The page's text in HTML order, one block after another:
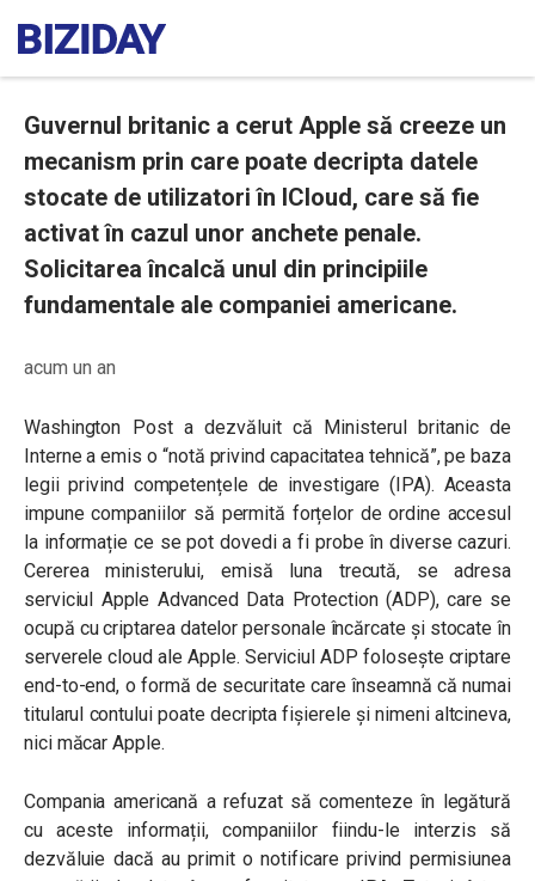
Guvernul britanic a cerut Apple să creeze un
mecanism prin care poate decripta datele
stocate de utilizatori în ICloud, care să fie
activat în cazul unor anchete penale.
Solicitarea încalcă unul din principiile
fundamentale ale companiei americane.
acum un an
Washington Post a dezvăluit că Ministerul britanic de
Interne a emis o “notă privind capacitatea tehnică”, pe baza
legii privind competențele de investigare (IPA). Aceasta
impune companiilor să permită forțelor de ordine accesul
la informație ce se pot dovedi a fi probe în diverse cazuri.
Cererea ministerului, emisă luna trecută, se adresa
serviciul Apple Advanced Data Protection (ADP), care se
ocupă cu criptarea datelor personale încărcate și stocate în
serverele cloud ale Apple. Serviciul ADP folosește criptare
end-to-end, o formă de securitate care înseamnă că numai
titularul contului poate decripta fișierele și nimeni altcineva,
nici măcar Apple.
Compania americană a refuzat să comenteze în legătură
cu aceste informații, companiilor fiindu-le interzis să
dezvăluie dacă au primit o notificare privind permisiunea